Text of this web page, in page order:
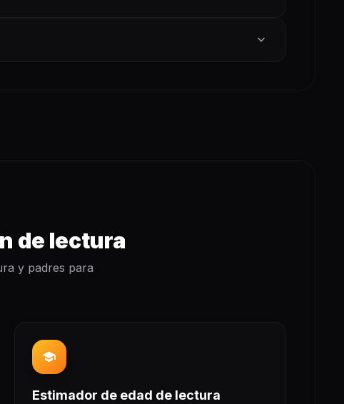
expand_more
de lectura
y padres para
school
Estimador de edad de lectura